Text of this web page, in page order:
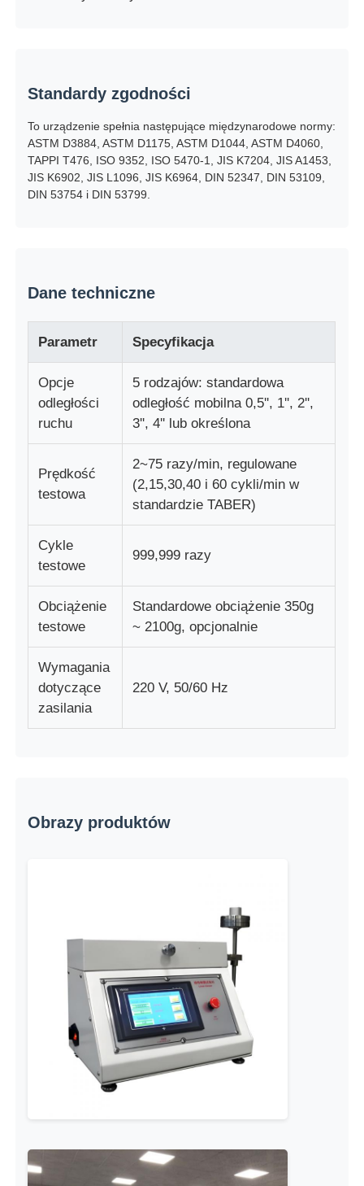
Kontroler temperatury i wilgotności
Badanie twardości
Standardy zgodności
To urządzenie spełnia następujące międzynarodowe normy:
ASTM D3884, ASTM D1175, ASTM D1044, ASTM D4060,
TAPPI T476, ISO 9352, ISO 5470-1, JIS K7204, JIS A1453,
JIS K6902, JIS L1096, JIS K6964, DIN 52347, DIN 53109,
DIN 53754 i DIN 53799.
Dane techniczne
Parametr Specyfikacja
Opcje
odległości
ruchu
5 rodzajów: standardowa
odległość mobilna 0,5'', 1'', 2'',
3'', 4'' lub określona
Prędkość
testowa
2~75 razy/min, regulowane
(2,15,30,40 i 60 cykli/min w
standardzie TABER)
Cykle
testowe
999,999 razy
Obciążenie
testowe
Standardowe obciążenie 350g
~ 2100g, opcjonalnie
Wymagania
dotyczące
zasilania
220 V, 50/60 Hz
Obrazy produktów